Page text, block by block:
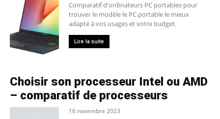
Comparatif d'ordinateurs PC portables pour
trouver le modèle le PC portable le mieux
adapté à vos usages et votre budget.
Lire la suite
Choisir son processeur Intel ou AMD
– comparatif de processeurs
16 novembre 2023